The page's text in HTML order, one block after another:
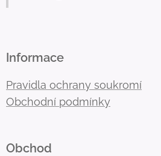
Informace
Pravidla ochrany soukromí
Obchodní podmínky
Obchod